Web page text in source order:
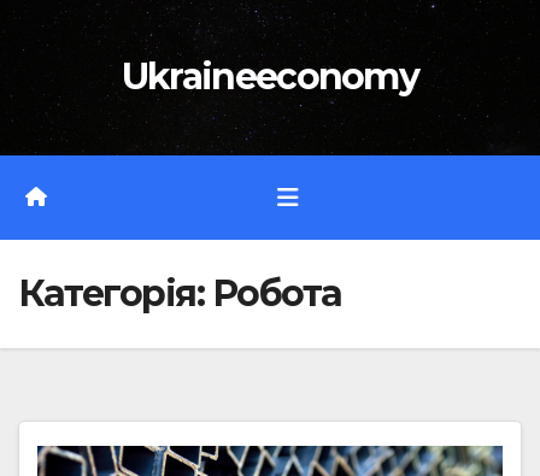
Перейти
Ukraineeconomy
Категорія: Робота